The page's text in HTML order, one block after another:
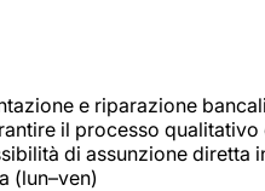
e riparazione
il processo
di assunzione diretta in
(lun–ven)